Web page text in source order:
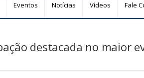
Eventos Notícias Vídeos Fale
destacada no maior